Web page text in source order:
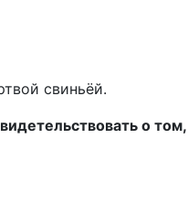
свиньёй.
о том,